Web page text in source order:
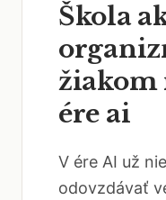
Škola
žiakom
ére ai
V ére AI už
odovzdávať